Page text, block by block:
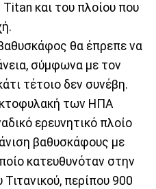
και του πλοίου που
θα έπρεπε να
σύμφωνα με τον
τέτοιο δεν συνέβη.
των ΗΠΑ
ερευνητικό πλοίο
βαθυσκάφους με
κατευθυνόταν στην
περίπου 900